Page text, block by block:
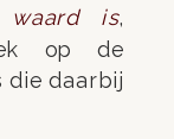
waard is,
op de
die daarbij